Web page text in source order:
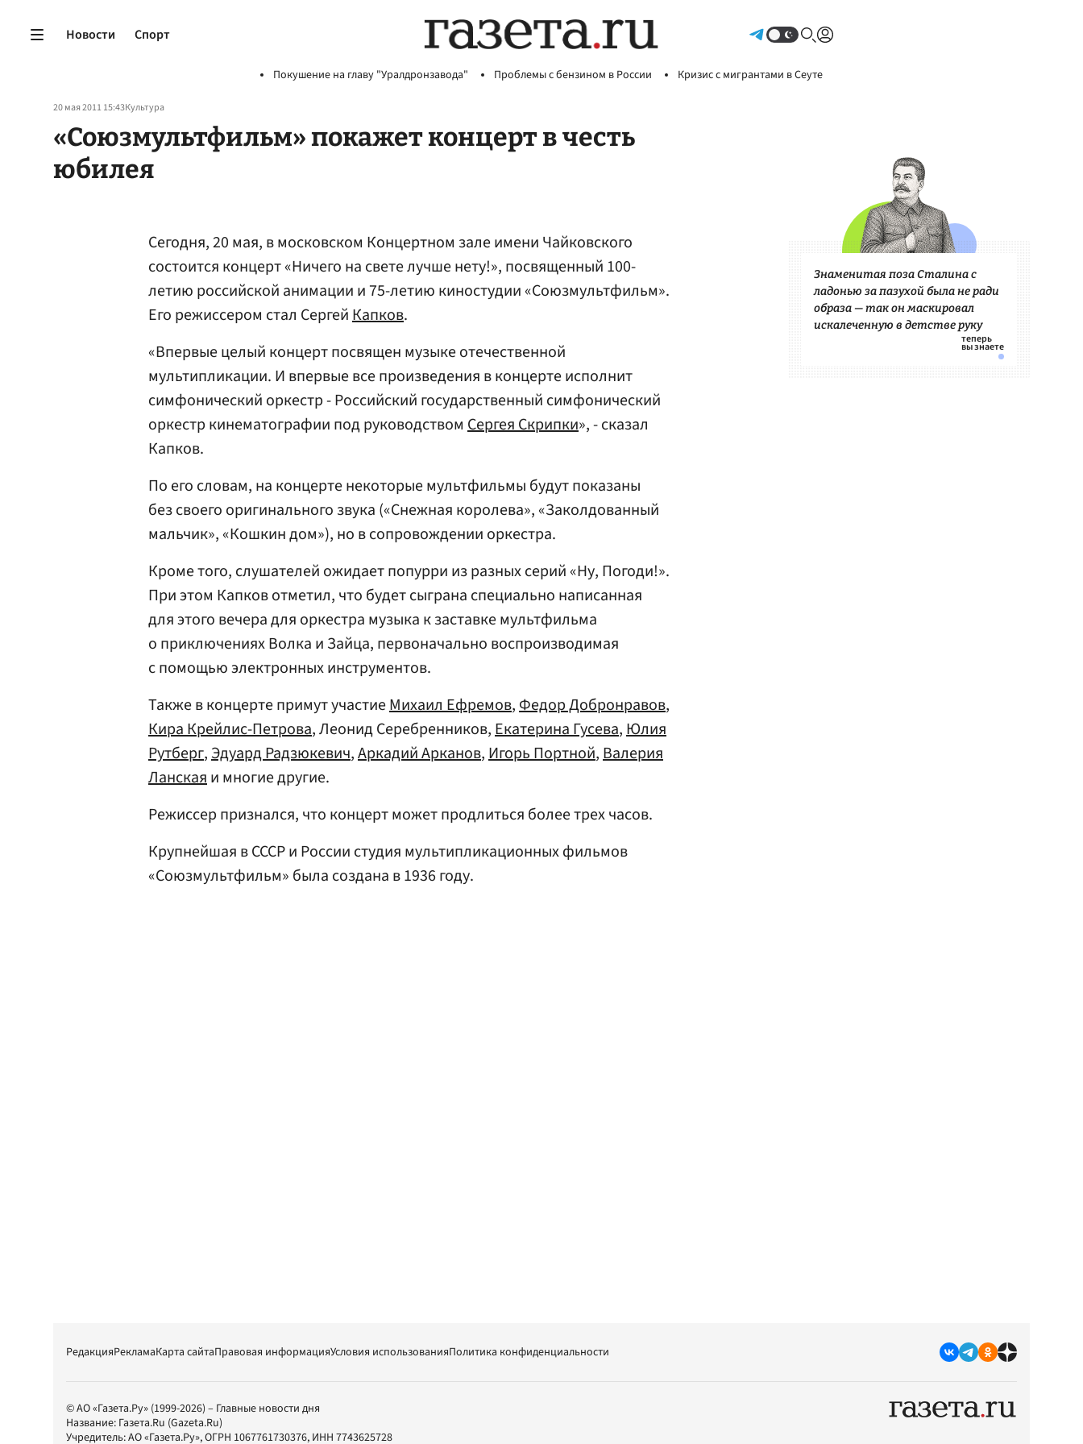
Новости Спорт
Покушение на главу "Уралдронзавода" Проблемы с бензином в России Кризис с мигрантами в Сеуте
20 мая 2011 15:43Культура
«Союзмультфильм» покажет концерт в честь
юбилея
Сегодня, 20 мая, в московском Концертном зале имени Чайковского
состоится концерт «Ничего на свете лучше нету!», посвященный 100-
летию российской анимации и 75-летию киностудии «Союзмультфильм».
Его режиссером стал СергейКапков.
«Впервые целый концерт посвящен музыке отечественной
мультипликации. И впервые все произведения в концерте исполнит
симфонический оркестр - Российский государственный симфонический
оркестр кинематографии под руководством Сергея Скрипки», - сказал
Капков.
По его словам, на концерте некоторые мультфильмы будут показаны
без своего оригинального звука («Снежная королева», «Заколдованный
мальчик», «Кошкин дом»), но в сопровождении оркестра.
Кроме того, слушателей ожидает попурри из разных серий «Ну, Погоди!».
При этом Капков отметил, что будет сыграна специально написанная
для этого вечера для оркестра музыка к заставке мультфильма
о приключениях Волка и Зайца, первоначально воспроизводимая
с помощью электронных инструментов.
Также в концерте примут участиеМихаил Ефремов,Федор Добронравов,
Кира Крейлис-Петрова, Леонид Серебренников,Екатерина Гусева,Юлия
Рутберг,Эдуард Радзюкевич,Аркадий Арканов,Игорь Портной,Валерия
Ланскаяи многие другие.
Режиссер признался, что концерт может продлиться более трех часов.
Крупнейшая в СССР и России студия мультипликационных фильмов
«Союзмультфильм» была создана в 1936 году.
Знаменитая поза Сталина с
ладонью за пазухой была не ради
образа — так он маскировал
искалеченную в детстве руку
РедакцияРекламаКарта сайтаПравовая информацияУсловия использованияПолитика конфиденциальности
© АО «Газета.Ру» (1999-2026) – Главные новости дня
Название: Газета.Ru (Gazeta.Ru)
Учредитель:АО «Газета.Ру», ОГРН 1067761730376, ИНН 7743625728